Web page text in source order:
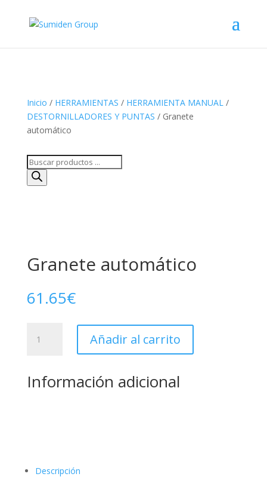
Inicio / HERRAMIENTAS / HERRAMIENTA MANUAL/
DESTORNILLADORES Y PUNTAS / Granete
automático
Búsqueda
de
productos
Granete automático
61.65€
automático
Añadir al carrito
Información adicional
Descripción